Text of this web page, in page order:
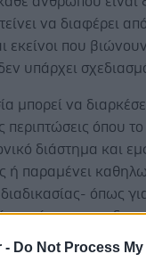
- Do Not Process
να διαφέρει
εκείνοι που
υπάρχει
μπορεί να
περιπτώσεις όπου
διάστημα και
ή παραμένει
διαδικασίας- όπως
το άτομο
την παρέμβαση